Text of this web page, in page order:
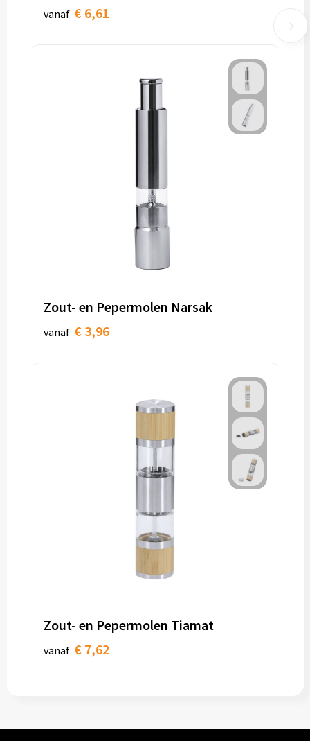
vanaf € 6,61
Zout- en Pepermolen Narsak
vanaf € 3,96
Zout- en Pepermolen Tiamat
vanaf € 7,62